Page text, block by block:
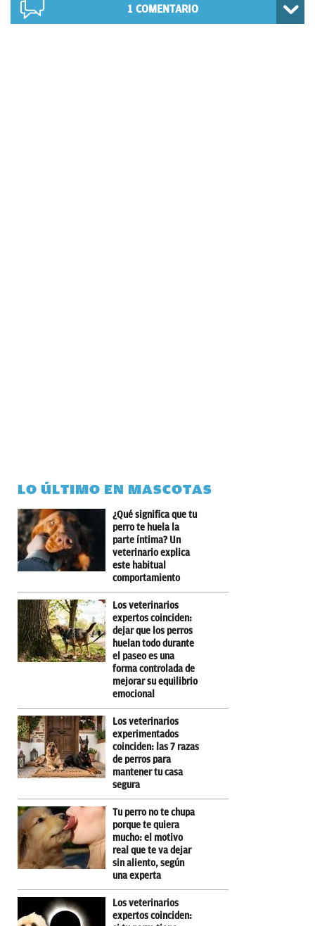
1 COMENTARIO
LO ÚLTIMO EN MASCOTAS
¿Qué significa que tu
perro te huela la
parte íntima? Un
veterinario explica
este habitual
comportamiento
Los veterinarios
expertos coinciden:
dejar que los perros
huelan todo durante
el paseo es una
forma controlada de
mejorar su equilibrio
emocional
Los veterinarios
experimentados
coinciden: las 7 razas
de perros para
mantener tu casa
segura
Tu perro no te chupa
porque te quiera
mucho: el motivo
real que te va dejar
sin aliento, según
una experta
Los veterinarios
expertos coinciden: